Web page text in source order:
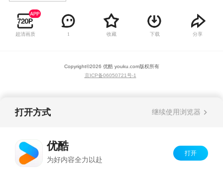
缤纷。
超清画质 1 收藏 下载 分享
Copyright©2026 优酷 youku.com版权所有
京ICP备06050721号-1
打开方式 继续使用浏览器
优酷
为好内容全力以赴
打开